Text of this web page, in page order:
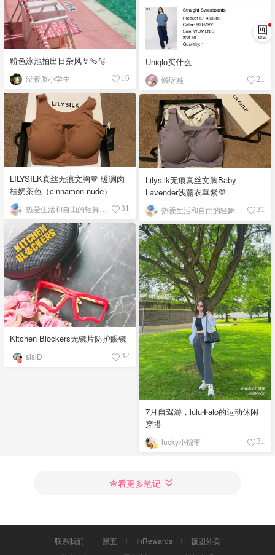
Uniqlo买什么
懒呀难 21
粉色泳池拍出日杂风👙🩴🫧
没素质小学生 16
LILYSILK真丝无痕文胸🤎 暖调肉
桂奶茶色（cinnamon nude）
31
Lilysilk无痕真丝文胸Baby
Lavender浅薰衣草紫💜
31
Kitchen Blockers无镜片防护眼镜
sisiD 32
7月自驾游，lulu➕alo的运动休闲
穿搭
lucky小锦李 31
查看更多笔记
联系我们 黑五 InRewards
饭团外卖